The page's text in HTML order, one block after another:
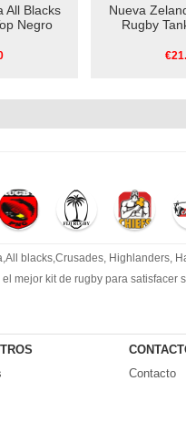
All Blacks
Negro
Nueva
Rugby
blacks,Crusades, Highlanders,
mejor kit de rugby para
Contacto